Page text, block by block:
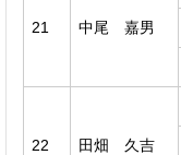
21 中尾 嘉男
22 田畑 久吉